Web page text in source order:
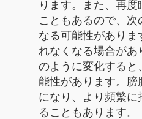
ります。また、再
こともあるので、次
なる可能性があり
れなくなる場合があ
のように変化する
能性があります。
になり、より頻繁に
ることもあります。